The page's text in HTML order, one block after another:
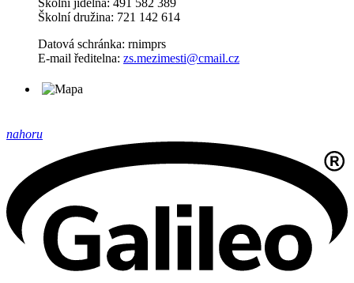
Školní družina: 721 142 614
Datová schránka: rnimprs
E-mail ředitelna: zs.mezimesti@cmail.cz
nahoru